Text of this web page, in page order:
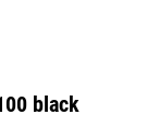
black